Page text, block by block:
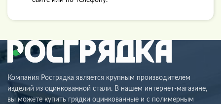
Компания Росгрядка является крупным производителем
изделий из оцинкованной стали. В нашем интернет-магазине,
вы можете купить грядки оцинкованные и с полимерным